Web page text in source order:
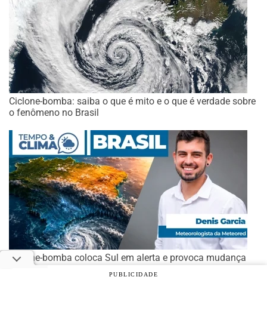
Ciclone-bomba: saiba o que é mito e o que é verdade sobre
o fenômeno no Brasil
Ciclone-bomba coloca Sul em alerta e provoca mudança
no tempo em parte do BrasilPUBLICIDADE